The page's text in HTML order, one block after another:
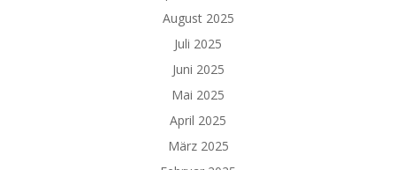
August 2025
Juli 2025
Juni 2025
Mai 2025
April 2025
März 2025